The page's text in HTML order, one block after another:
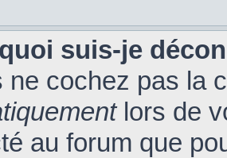
suis-je
ne cochez pas la
lors de
au forum que